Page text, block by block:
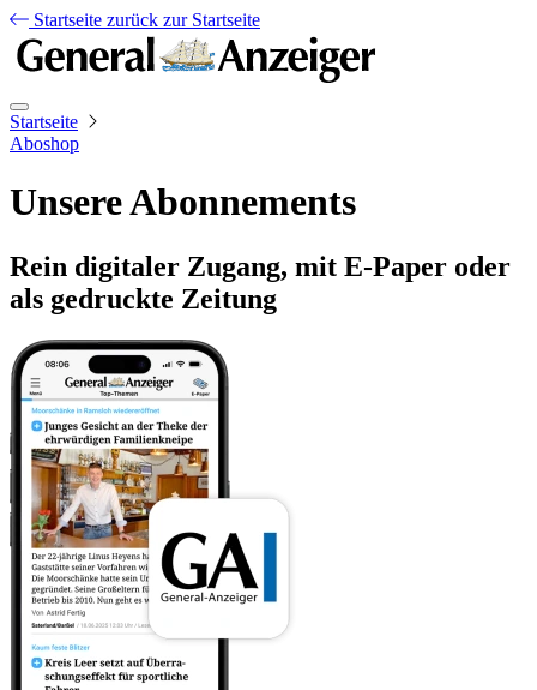
Startseite zurück zur Startseite
Startseite
Aboshop
Unsere Abonnements
Rein digitaler Zugang, mit E-Paper oder
als gedruckte Zeitung